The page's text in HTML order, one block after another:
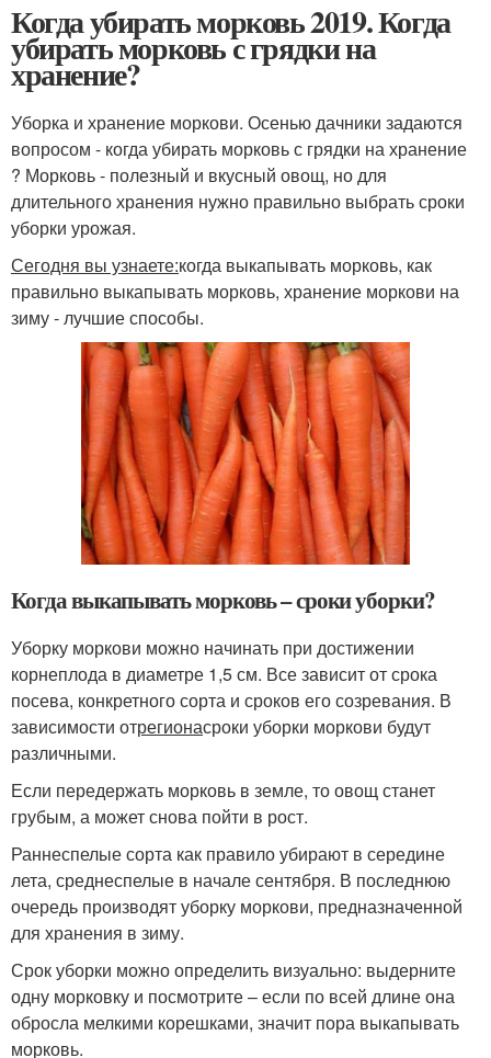
Когда убирать морковь 2019. Когда
убирать морковь с грядки на
хранение?
Уборка и хранение моркови. Осенью дачники задаются
вопросом - когда убирать морковь с грядки на хранение
? Морковь - полезный и вкусный овощ, но для
длительного хранения нужно правильно выбрать сроки
уборки урожая.
Сегодня вы узнаете:когда выкапывать морковь, как
правильно выкапывать морковь, хранение моркови на
зиму - лучшие способы.
Когда выкапывать морковь – сроки уборки?
Уборку моркови можно начинать при достижении
корнеплода в диаметре 1,5 см. Все зависит от срока
посева, конкретного сорта и сроков его созревания. В
зависимости отрегионасроки уборки моркови будут
различными.
Если передержать морковь в земле, то овощ станет
грубым, а может снова пойти в рост.
Раннеспелые сорта как правило убирают в середине
лета, среднеспелые в начале сентября. В последнюю
очередь производят уборку моркови, предназначенной
для хранения в зиму.
Срок уборки можно определить визуально: выдерните
одну морковку и посмотрите – если по всей длине она
обросла мелкими корешками, значит пора выкапывать
морковь.